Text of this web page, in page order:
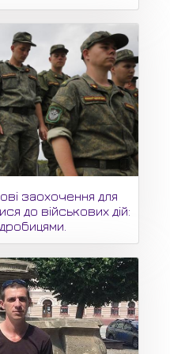
заохочення для
до військових дій: